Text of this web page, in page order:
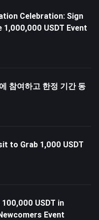
Celebration: Sign
1,000,000 USDT Event
참여하고 한정 기간 동
to Grab 1,000 USDT
USDT in
Event